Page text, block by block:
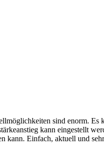
sind enorm. Es
kann eingestellt
kann. Einfach, aktuell und